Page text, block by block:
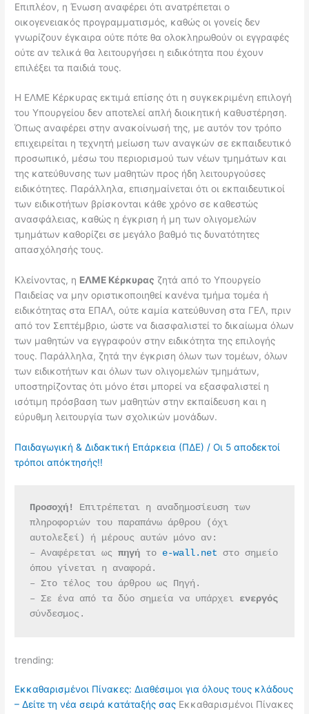
Επιπλέον, η Ένωση αναφέρει ότι ανατρέπεται ο
οικογενειακός προγραμματισμός, καθώς οι γονείς δεν
γνωρίζουν έγκαιρα ούτε πότε θα ολοκληρωθούν οι εγγραφές
ούτε αν τελικά θα λειτουργήσει η ειδικότητα που έχουν
επιλέξει τα παιδιά τους.
Η ΕΛΜΕ Κέρκυρας εκτιμά επίσης ότι η συγκεκριμένη επιλογή
του Υπουργείου δεν αποτελεί απλή διοικητική καθυστέρηση.
Όπως αναφέρει στην ανακοίνωσή της, με αυτόν τον τρόπο
επιχειρείται η τεχνητή μείωση των αναγκών σε εκπαιδευτικό
προσωπικό, μέσω του περιορισμού των νέων τμημάτων και
της κατεύθυνσης των μαθητών προς ήδη λειτουργούσες
ειδικότητες. Παράλληλα, επισημαίνεται ότι οι εκπαιδευτικοί
των ειδικοτήτων βρίσκονται κάθε χρόνο σε καθεστώς
ανασφάλειας, καθώς η έγκριση ή μη των ολιγομελών
τμημάτων καθορίζει σε μεγάλο βαθμό τις δυνατότητες
απασχόλησής τους.
Κλείνοντας, η ΕΛΜΕ Κέρκυρας ζητά από το Υπουργείο
Παιδείας να μην οριστικοποιηθεί κανένα τμήμα τομέα ή
ειδικότητας στα ΕΠΑΛ, ούτε καμία κατεύθυνση στα ΓΕΛ, πριν
από τον Σεπτέμβριο, ώστε να διασφαλιστεί το δικαίωμα όλων
των μαθητών να εγγραφούν στην ειδικότητα της επιλογής
τους. Παράλληλα, ζητά την έγκριση όλων των τομέων, όλων
των ειδικοτήτων και όλων των ολιγομελών τμημάτων,
υποστηρίζοντας ότι μόνο έτσι μπορεί να εξασφαλιστεί η
ισότιμη πρόσβαση των μαθητών στην εκπαίδευση και η
εύρυθμη λειτουργία των σχολικών μονάδων.
Παιδαγωγική & Διδακτική Επάρκεια (ΠΔΕ) / Οι 5 αποδεκτοί
τρόποι απόκτησής!!
Προσοχή!
Επιτρέπεται η αναδημοσίευση των
πληροφοριών του παραπάνω άρθρου (όχι
αυτολεξεί) ή μέρους αυτών μόνο αν:
– Αναφέρεται ως πηγή το e-wall.net στο σημείο
όπου γίνεται η αναφορά.
– Στο τέλος του άρθρου ως Πηγή.
– Σε ένα από τα δύο σημεία να υπάρχει
σύνδεσμος.
trending:
Εκκαθαρισμένοι Πίνακες: Διαθέσιμοι για όλους τους κλάδους
– Δείτε τη νέα σειρά κατάταξής σας Εκκαθαρισμένοι Πίνακες